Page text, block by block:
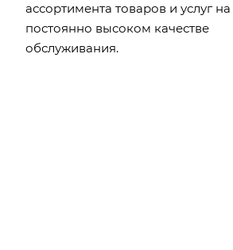
ассортимента товаров и услуг на
постоянно высоком качестве
обслуживания.